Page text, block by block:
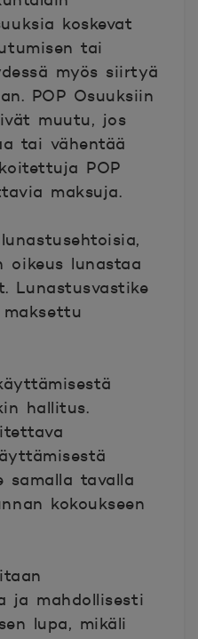
koskevat
tai
myös siirtyä
POP Osuuksiin
muutu, jos
tai vähentää
POP
maksuja.
oikeus lunastaa
Lunastusvastike
maksettu
hallitus.
samalla tavalla
kokoukseen
ja mahdollisesti
lupa, mikäli